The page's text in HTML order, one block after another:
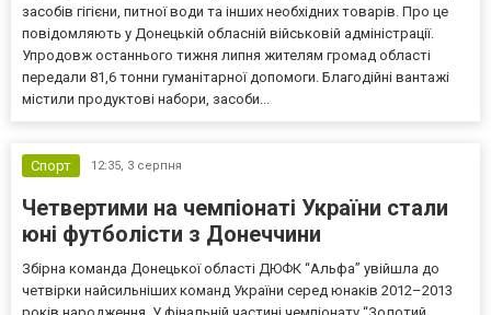
засобів гігієни, питної води та інших необхідних товарів. Про це
повідомляють у Донецькій обласній військовій адміністрації.
Упродовж останнього тижня липня жителям громад області
передали 81,6 тонни гуманітарної допомоги. Благодійні вантажі
містили продуктові набори, засоби...
Спорт 12:35, 3 серпня
Четвертими на чемпіонаті України стали
юні футболісти з Донеччини
Збірна команда Донецької області ДЮФК “Альфа” увійшла до
четвірки найсильніших команд України серед юнаків 2012–2013